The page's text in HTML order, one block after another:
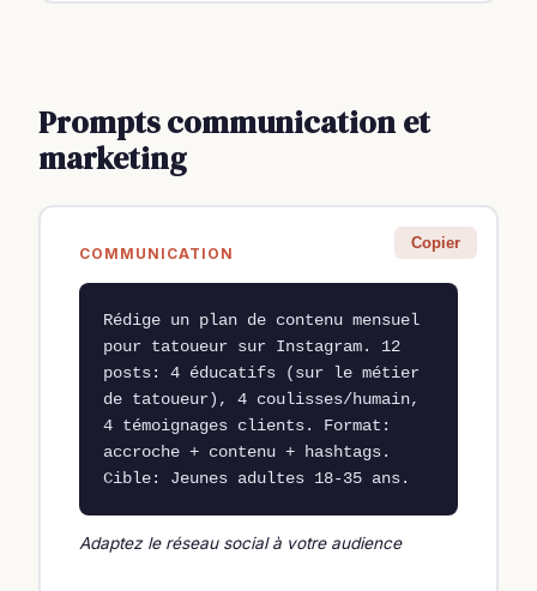
Prompts communication et
marketing
COMMUNICATION
Copier
Rédige un plan de contenu mensuel
pour tatoueur sur Instagram. 12
posts: 4 éducatifs (sur le métier
de tatoueur), 4 coulisses/humain,
4 témoignages clients. Format:
accroche + contenu + hashtags.
Cible: Jeunes adultes 18-35 ans.
Adaptez le réseau social à votre audience